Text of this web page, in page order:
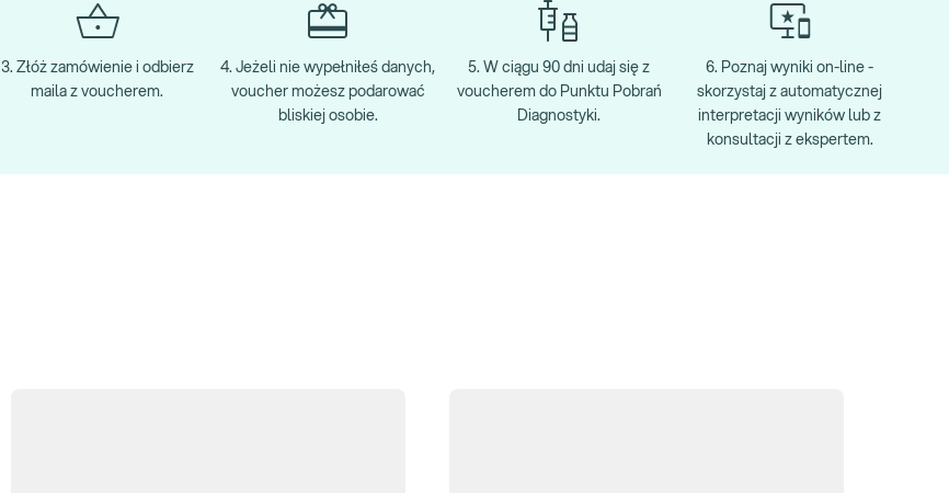
3. Złóż zamówienie i odbierz
maila z voucherem.
4. Jeżeli nie wypełniłeś danych,
voucher możesz podarować
bliskiej osobie.
5. W ciągu 90 dni udaj się z
voucherem do Punktu Pobrań
Diagnostyki.
6. Poznaj wyniki on-line -
skorzystaj z automatycznej
interpretacji wyników lub z
konsultacji z ekspertem.